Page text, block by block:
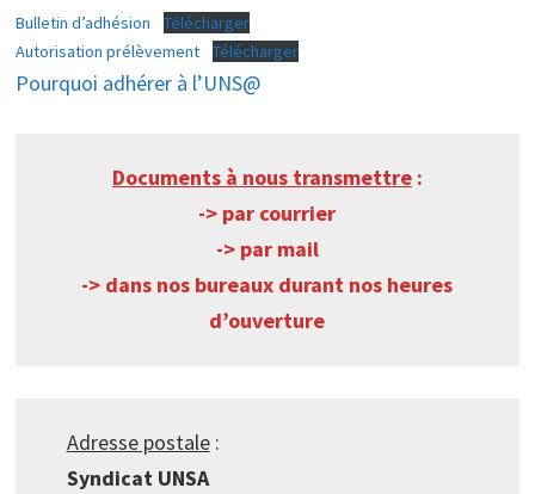
Bulletin d’adhésion
Télécharger
Autorisation prélèvement
Télécharger
Pourquoi adhérer à l’UNS@
Documents à nous transmettre:
-> par courrier
-> par mail
-> dans nos bureaux durant nos heures
d’ouverture
Adresse postale:
Syndicat UNSA